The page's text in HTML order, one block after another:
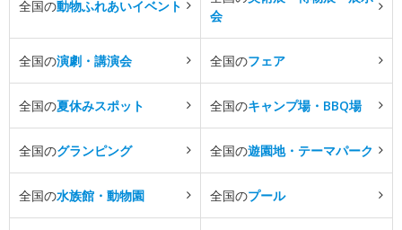
全国の動物ふれあいイベント
会
全国の演劇・講演会 全国のフェア
全国の夏休みスポット 全国のキャンプ場・BBQ場
全国のグランピング 全国の遊園地・テーマパーク
全国の水族館・動物園 全国のプール